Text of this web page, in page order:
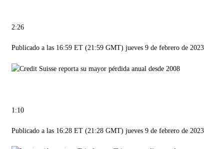
2:26
Publicado a las 16:59 ET (21:59 GMT) jueves 9 de febrero de 2023
1:10
Publicado a las 16:28 ET (21:28 GMT) jueves 9 de febrero de 2023